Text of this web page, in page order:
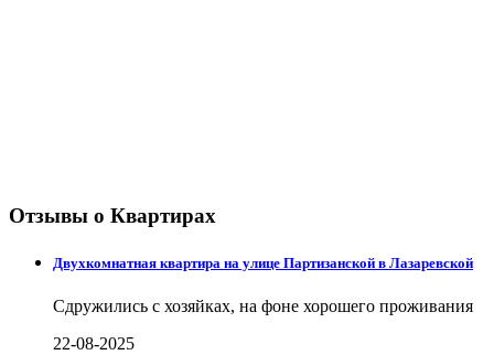
Отзывы о Квартирах
Двухкомнатная квартира на улице Партизанской в Лазаревской
Сдружились с хозяйках, на фоне хорошего проживания
22-08-2025